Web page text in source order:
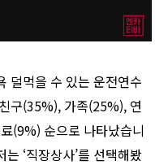
덜먹을 수 있는 운전연수
구(35%), 가족(25%), 연
(9%) 순으로 나타났습니
‘직장상사’를 선택해봤